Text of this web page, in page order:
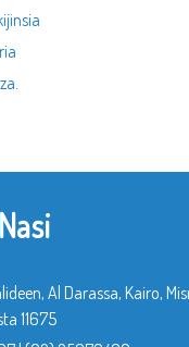
Al Darassa, Kairo,
11675